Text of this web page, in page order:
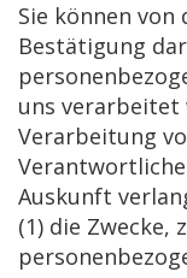
Sie können
Bestätigung
uns verarbeitet
Verarbeitung
Auskunft
(1) die Zwecke,